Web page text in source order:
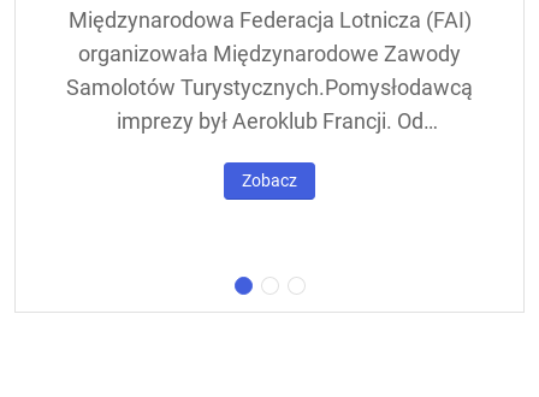
Międzynarodowa Federacja Lotnicza (FAI)
organizowała Międzynarodowe Zawody
Samolotów Turystycznych.Pomysłodawcą
imprezy był Aeroklub Francji. Od
de Tourisme – zawody nazywane były w
trasie znajdowała się m.in. Warszawa.
Zobacz